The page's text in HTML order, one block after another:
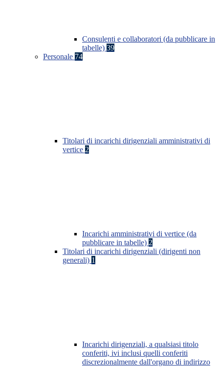
Consulenti e collaboratori (da pubblicare in
tabelle) 39
Personale 74
Titolari di incarichi dirigenziali amministrativi di
vertice 2
Incarichi amministrativi di vertice (da
pubblicare in tabelle) 2
Titolari di incarichi dirigenziali (dirigenti non
generali) 1
Incarichi dirigenziali, a qualsiasi titolo
conferiti, ivi inclusi quelli conferiti
discrezionalmente dall'organo di indirizzo